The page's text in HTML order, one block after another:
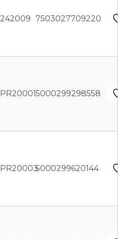
242009 7503027709220
PR200015000299298558
PR200035000299620144